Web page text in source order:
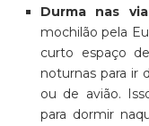
Durma nas
mochilão pela
curto espaço
noturnas para ir
ou de avião.
para dormir